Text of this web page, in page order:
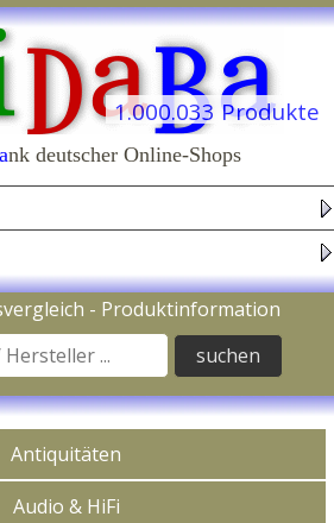
nk deutscher Online-Shops
1.000.033 Produkte
Code / Hersteller
- Produktinformation
Antiquitäten
Audio & HiFi